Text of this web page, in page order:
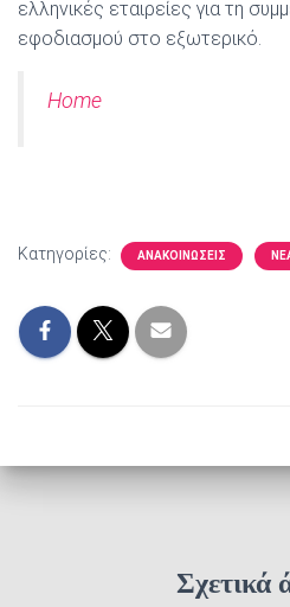
ελληνικές εταιρείες για τη
εφοδιασμού στο εξωτερικό.
Home
Κατηγορίες: ΑΝΑΚΟΙΝΏΣΕΙΣ
Σχετικά